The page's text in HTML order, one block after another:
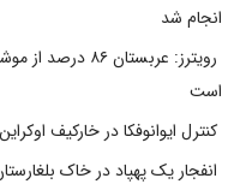
انجام شد
رویترز: عربستان
است
کنترل ایوانوفکا در خارکیف
انفجار یک پهپاد در خاک